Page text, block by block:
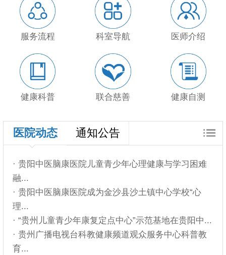
服务流程 科室导航 医师介绍
健康科普 联合慈善 健康自测
医院动态 通知公告
· 贵阳中医脑康医院儿童青少年心理健康与学习困难
融...
· 贵阳中医脑康医院成为金沙县沙土镇中心学校“心
理...
· “贵州儿童青少年康复定点中心”示范基地在贵阳中...
· 贵州广播电视台科教健康频道观众服务中心科普教
育...